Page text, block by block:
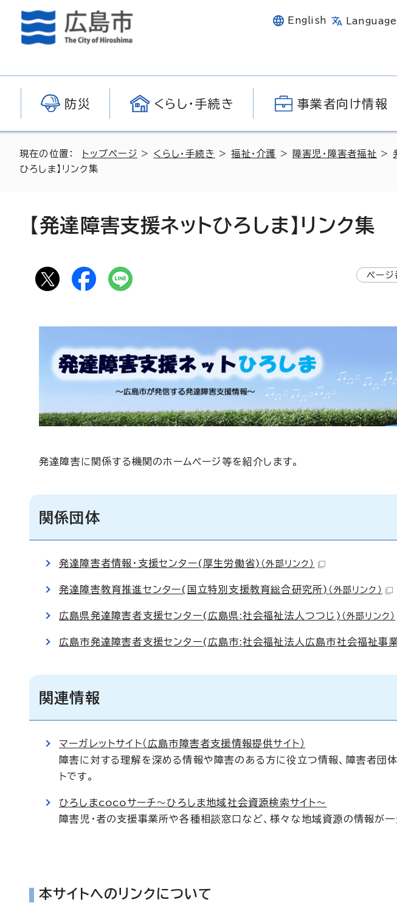
English Language
防災 くらし・手続き 事業者向け情報
現在の位置： トップページ > くらし・手続き >福祉・介護 > 障害児・障害者福祉 >
ひろしま】リンク集
【発達障害支援ネットひろしま】リンク集
ページ
発達障害に関係する機関のホームページ等を紹介します。
関係団体
発達障害者情報・支援センター(厚生労働省) （外部リンク）
発達障害教育推進センター(国立特別支援教育総合研究所) （外部リンク）
広島県発達障害者支援センター(広島県:社会福祉法人つつじ) （外部リンク）
広島市発達障害者支援センター(広島市:社会福祉法人広島市社会福祉事
関連情報
マーガレットサイト（広島市障害者支援情報提供サイト）
障害に対する理解を深める情報や障害のある方に役立つ情報、障害者団
トです。
ひろしまcocoサーチ～ひろしま地域社会資源検索サイト～
障害児・者の支援事業所や各種相談窓口など、様々な地域資源の情報が
本サイトへのリンクについて